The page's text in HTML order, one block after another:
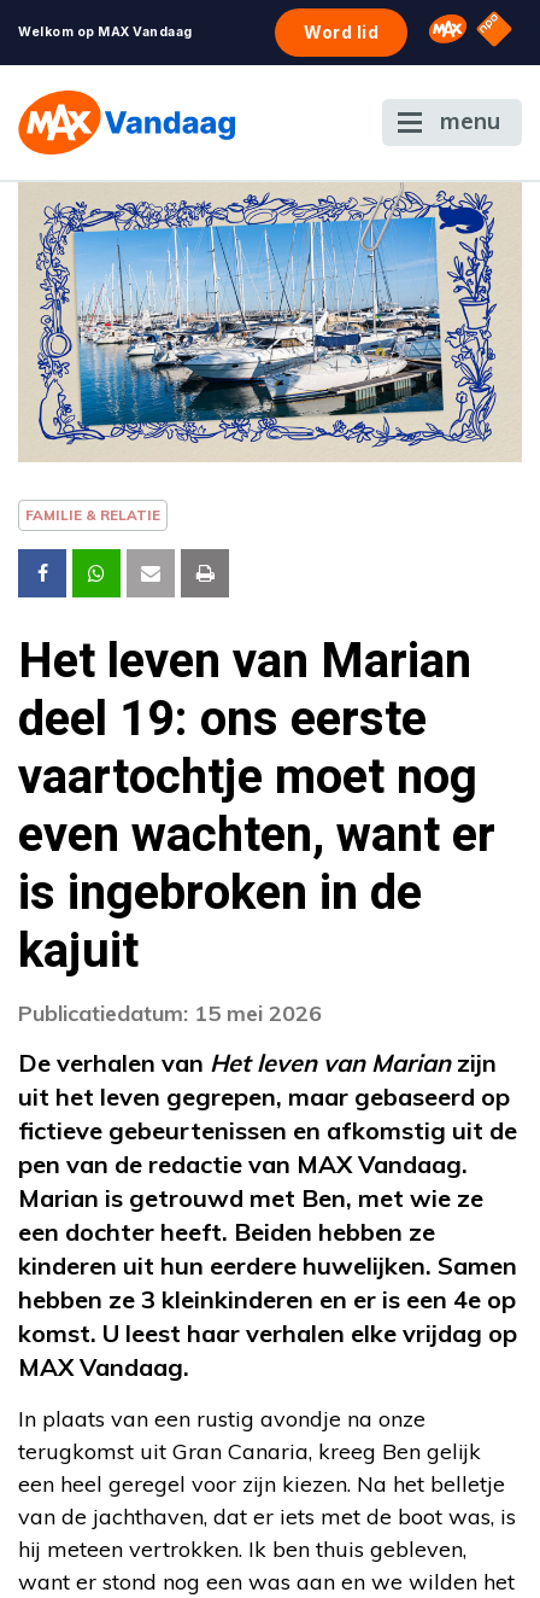
Welkom op MAX Vandaag Word lid Omroep
NPO
menu
FAMILIE & RELATIE
Het leven van Marian
deel 19: ons eerste
vaartochtje moet nog
even wachten, want er
is ingebroken in de
kajuit
Publicatiedatum: 15 mei 2026
De verhalen van Het leven van Marianzijn
uit het leven gegrepen, maar gebaseerd op
fictieve gebeurtenissen en afkomstig uit de
pen van de redactie van MAX Vandaag.
Marian is getrouwd met Ben, met wie ze
een dochter heeft. Beiden hebben ze
kinderen uit hun eerdere huwelijken. Samen
hebben ze 3 kleinkinderen en er is een 4e op
komst. U leest haar verhalen elke vrijdag op
MAX Vandaag.
In plaats van een rustig avondje na onze
terugkomst uit Gran Canaria, kreeg Ben gelijk
een heel geregel voor zijn kiezen. Na het belletje
van de jachthaven, dat er iets met de boot was, is
hij meteen vertrokken. Ik ben thuis gebleven,
want er stond nog een was aan en we wilden het